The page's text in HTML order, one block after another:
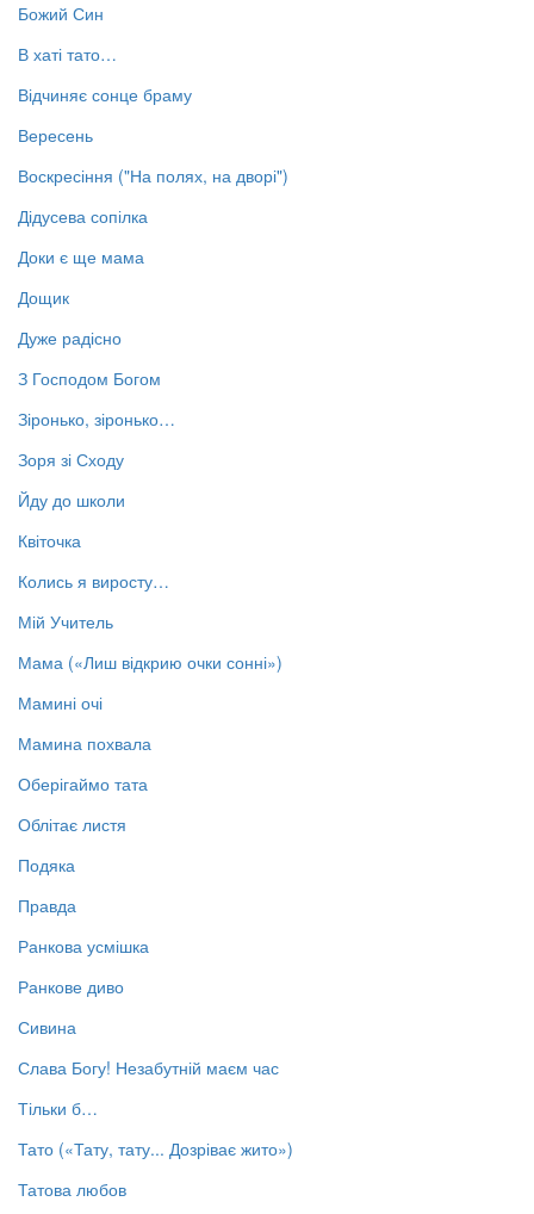
Божий Син
В хаті тато…
Відчиняє сонце браму
Вересень
Воскресіння ("На полях, на дворі")
Дідусева сопілка
Доки є ще мама
Дощик
Дуже радісно
З Господом Богом
Зіронько, зіронько…
Зоря зі Сходу
Йду до школи
Квіточка
Колись я виросту…
Мій Учитель
Мама («Лиш відкрию очки сонні»)
Мамині очі
Мамина похвала
Оберігаймо тата
Облітає листя
Подяка
Правда
Ранкова усмішка
Ранкове диво
Сивина
Слава Богу! Незабутній маєм час
Тільки б…
Тато («Тату, тату... Дозріває жито»)
Татова любов